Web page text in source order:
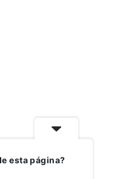
esta página?